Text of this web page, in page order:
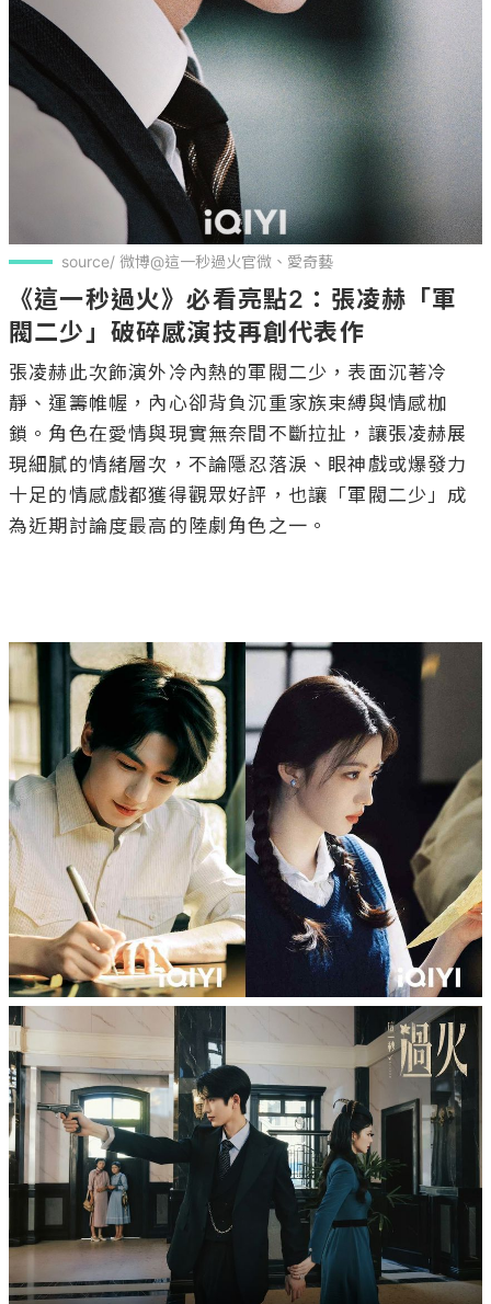
source/ 微博@這一秒過火官微、愛奇藝
《這一秒過火》必看亮點2：張凌赫「軍
閥二少」破碎感演技再創代表作
張凌赫此次飾演外冷內熱的軍閥二少，表面沉著冷
靜、運籌帷幄，內心卻背負沉重家族束縛與情感枷
鎖。角色在愛情與現實無奈間不斷拉扯，讓張凌赫展
現細膩的情緒層次，不論隱忍落淚、眼神戲或爆發力
十足的情感戲都獲得觀眾好評，也讓「軍閥二少」成
為近期討論度最高的陸劇角色之一。